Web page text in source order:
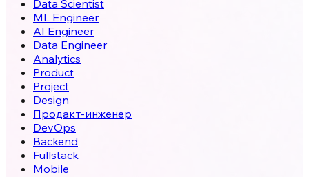
Data Scientist
ML Engineer
AI Engineer
Data Engineer
Analytics
Product
Project
Design
Продакт-инженер
DevOps
Backend
Fullstack
Mobile